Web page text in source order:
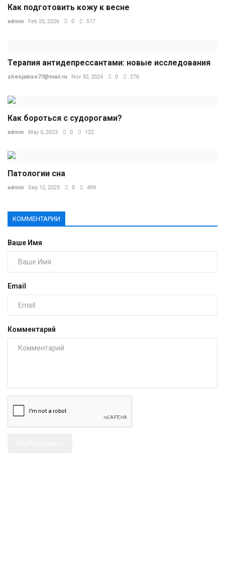
Как подготовить кожу к весне
admin Feb 25, 2026 0 517
Терапия антидепрессантами: новые исследования
zhenjakise77@mail.ru Nov 30, 2024 0 276
Как бороться с судорогами?
admin May 5, 2023 0 122
Патологии сна
admin Sep 12, 2025 0 499
КОММЕНТАРИИ
Ваше Имя
Email
Комментарий